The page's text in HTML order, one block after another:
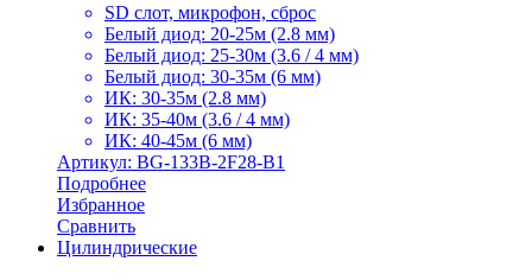
SD слот, микрофон, сброс
Белый диод: 20-25м (2.8 мм)
Белый диод: 25-30м (3.6 / 4 мм)
Белый диод: 30-35м (6 мм)
ИК: 30-35м (2.8 мм)
ИК: 35-40м (3.6 / 4 мм)
ИК: 40-45м (6 мм)
Артикул: BG-133B-2F28-B1
Подробнее
Избранное
Сравнить
Цилиндрические